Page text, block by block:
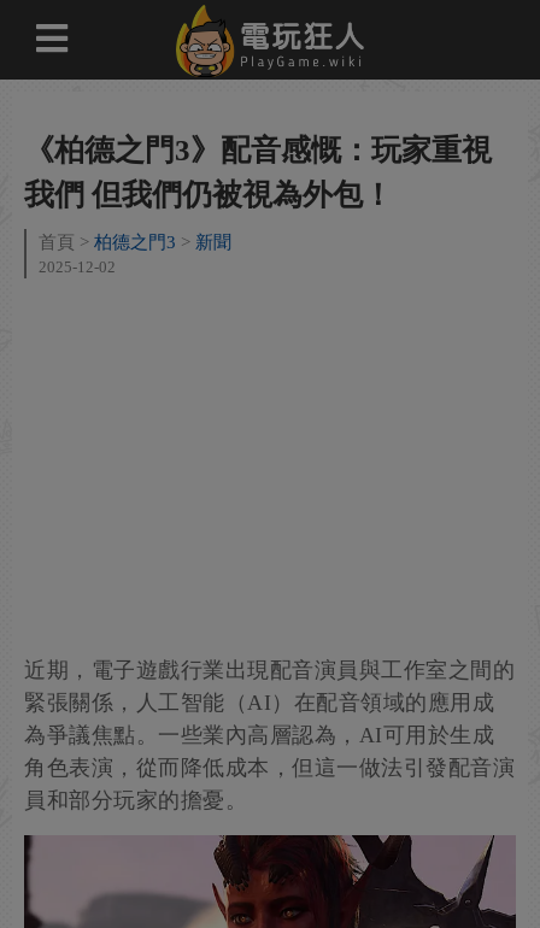
《柏德之門3》配音感慨：玩家重視
我們 但我們仍被視為外包！
首頁 柏德之門3 新聞
2025-12-02
近期，電子遊戲行業出現配音演員與工作室之間的
緊張關係，人工智能（AI）在配音領域的應用成
為爭議焦點。一些業內高層認為，AI可用於生成
角色表演，從而降低成本，但這一做法引發配音演
員和部分玩家的擔憂。